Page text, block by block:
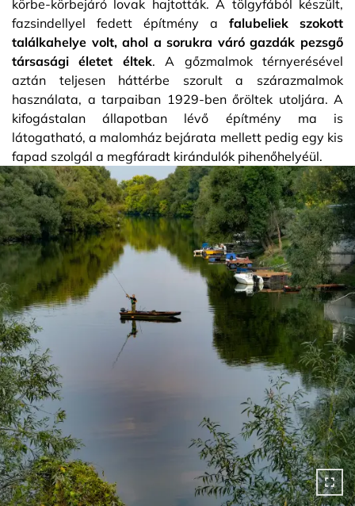
körbe-körbejáró lovak hajtották. A tölgyfából készült,
fazsindellyel fedett építmény a falubeliek szokott
találkahelye volt, ahol a sorukra váró gazdák pezsgő
társasági életet éltek. A gőzmalmok térnyerésével
aztán teljesen háttérbe szorult a szárazmalmok
használata, a tarpaiban 1929-ben őröltek utoljára. A
kifogástalan állapotban lévő építmény ma is
látogatható, a malomház bejárata mellett pedig egy kis
fapad szolgál a megfáradt kirándulók pihenőhelyéül.